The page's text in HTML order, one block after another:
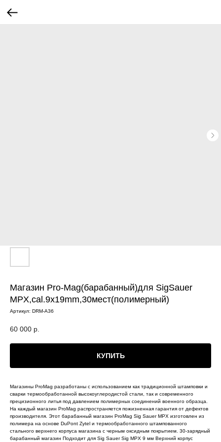
Магазин Pro-Mag(барабанный)для SigSauer
MPX,cal.9x19mm,30мест(полимерный)
Артикул: DRM-A36
60 000 р.
КУПИТЬ
Магазины ProMag разработаны с использованием как традиционной штамповки и
сварки термообработанной высокоуглеродистой стали, так и современного
прецизионного литья под давлением полимерных соединений военного образца.
На каждый магазин ProMag распространяется пожизненная гарантия от дефектов
производителя. Этот барабанный магазин ProMag Sig Sauer MPX изготовлен из
полимера на основе DuPont Zytel и термообработанного штампованного
стального верхнего корпуса магазина с черным оксидным покрытием. 30-зарядный
барабанный магазин Подходит для Sig Sauer Sig MPX 9 мм Верхний корпус